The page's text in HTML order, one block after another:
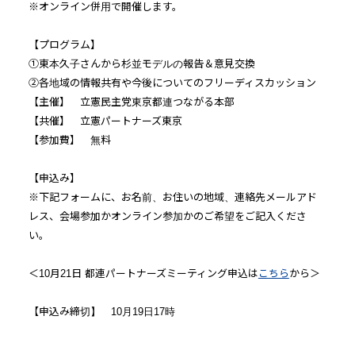
※オンライン併用で開催します。
【プログラム】
①東本久子さんから杉並モデルの報告＆意見交換
②各地域の情報共有や今後についてのフリーディスカッション
【主催】 立憲民主党東京都連つながる本部
【共催】 立憲パートナーズ東京
【参加費】 無料
【申込み】
※下記フォームに、お名前、お住いの地域、連絡先メールアド
レス、会場参加かオンライン参加かのご希望をご記入くださ
い。
＜10月21日 都連パートナーズミーティング申込は こちら から＞
【申込み締切】 10月19日17時